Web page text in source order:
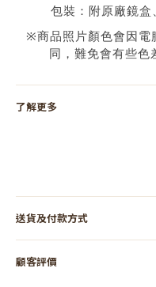
包裝：附原廠鏡盒
※商品照片顏色會因電
同，難免會有些色
了解更多
送貨及付款方式
顧客評價